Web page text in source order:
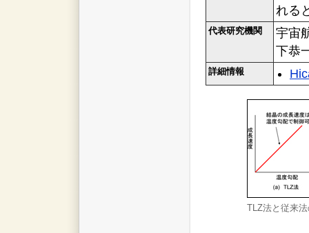
れる
代表研究機関
宇宙
下恭
詳細情報
TLZ法と従来